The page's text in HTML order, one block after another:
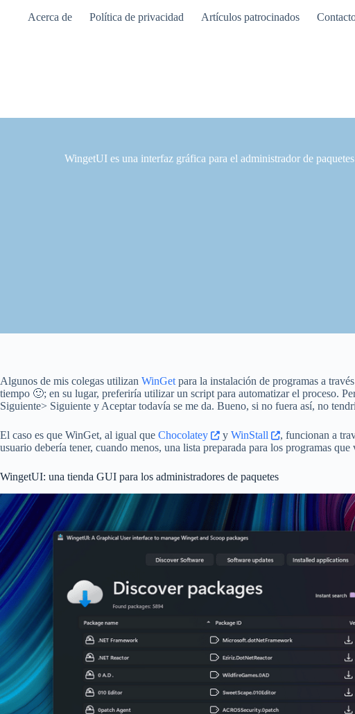
Acerca de Política de privacidad Artículos patrocinados
WingetUI es una interfaz gráfica para el administrador de
Algunos de mis colegas utilizan WinGet para la instalación de programas a
tiempo 🙂; en su lugar, preferiría utilizar un script para automatizar el proceso.
Siguiente> Siguiente y Aceptar todavía se me da. Bueno, si no fuera así, no
El caso es que WinGet, al igual que Chocolatey y WinStall
, funcionan a
usuario debería tener, cuando menos, una lista preparada para los programas que
WingetUI: una tienda GUI para los administradores de paquetes